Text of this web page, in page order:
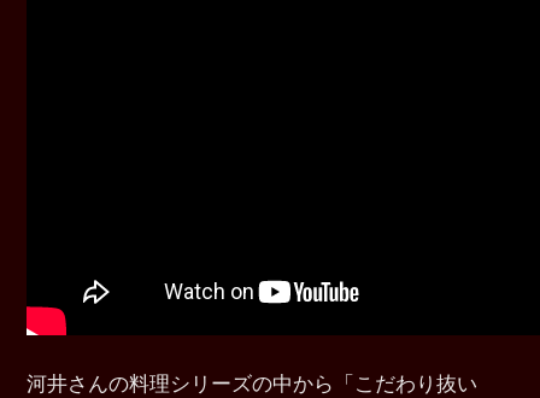
河井さんの料理シリーズの中から「こだわり抜い